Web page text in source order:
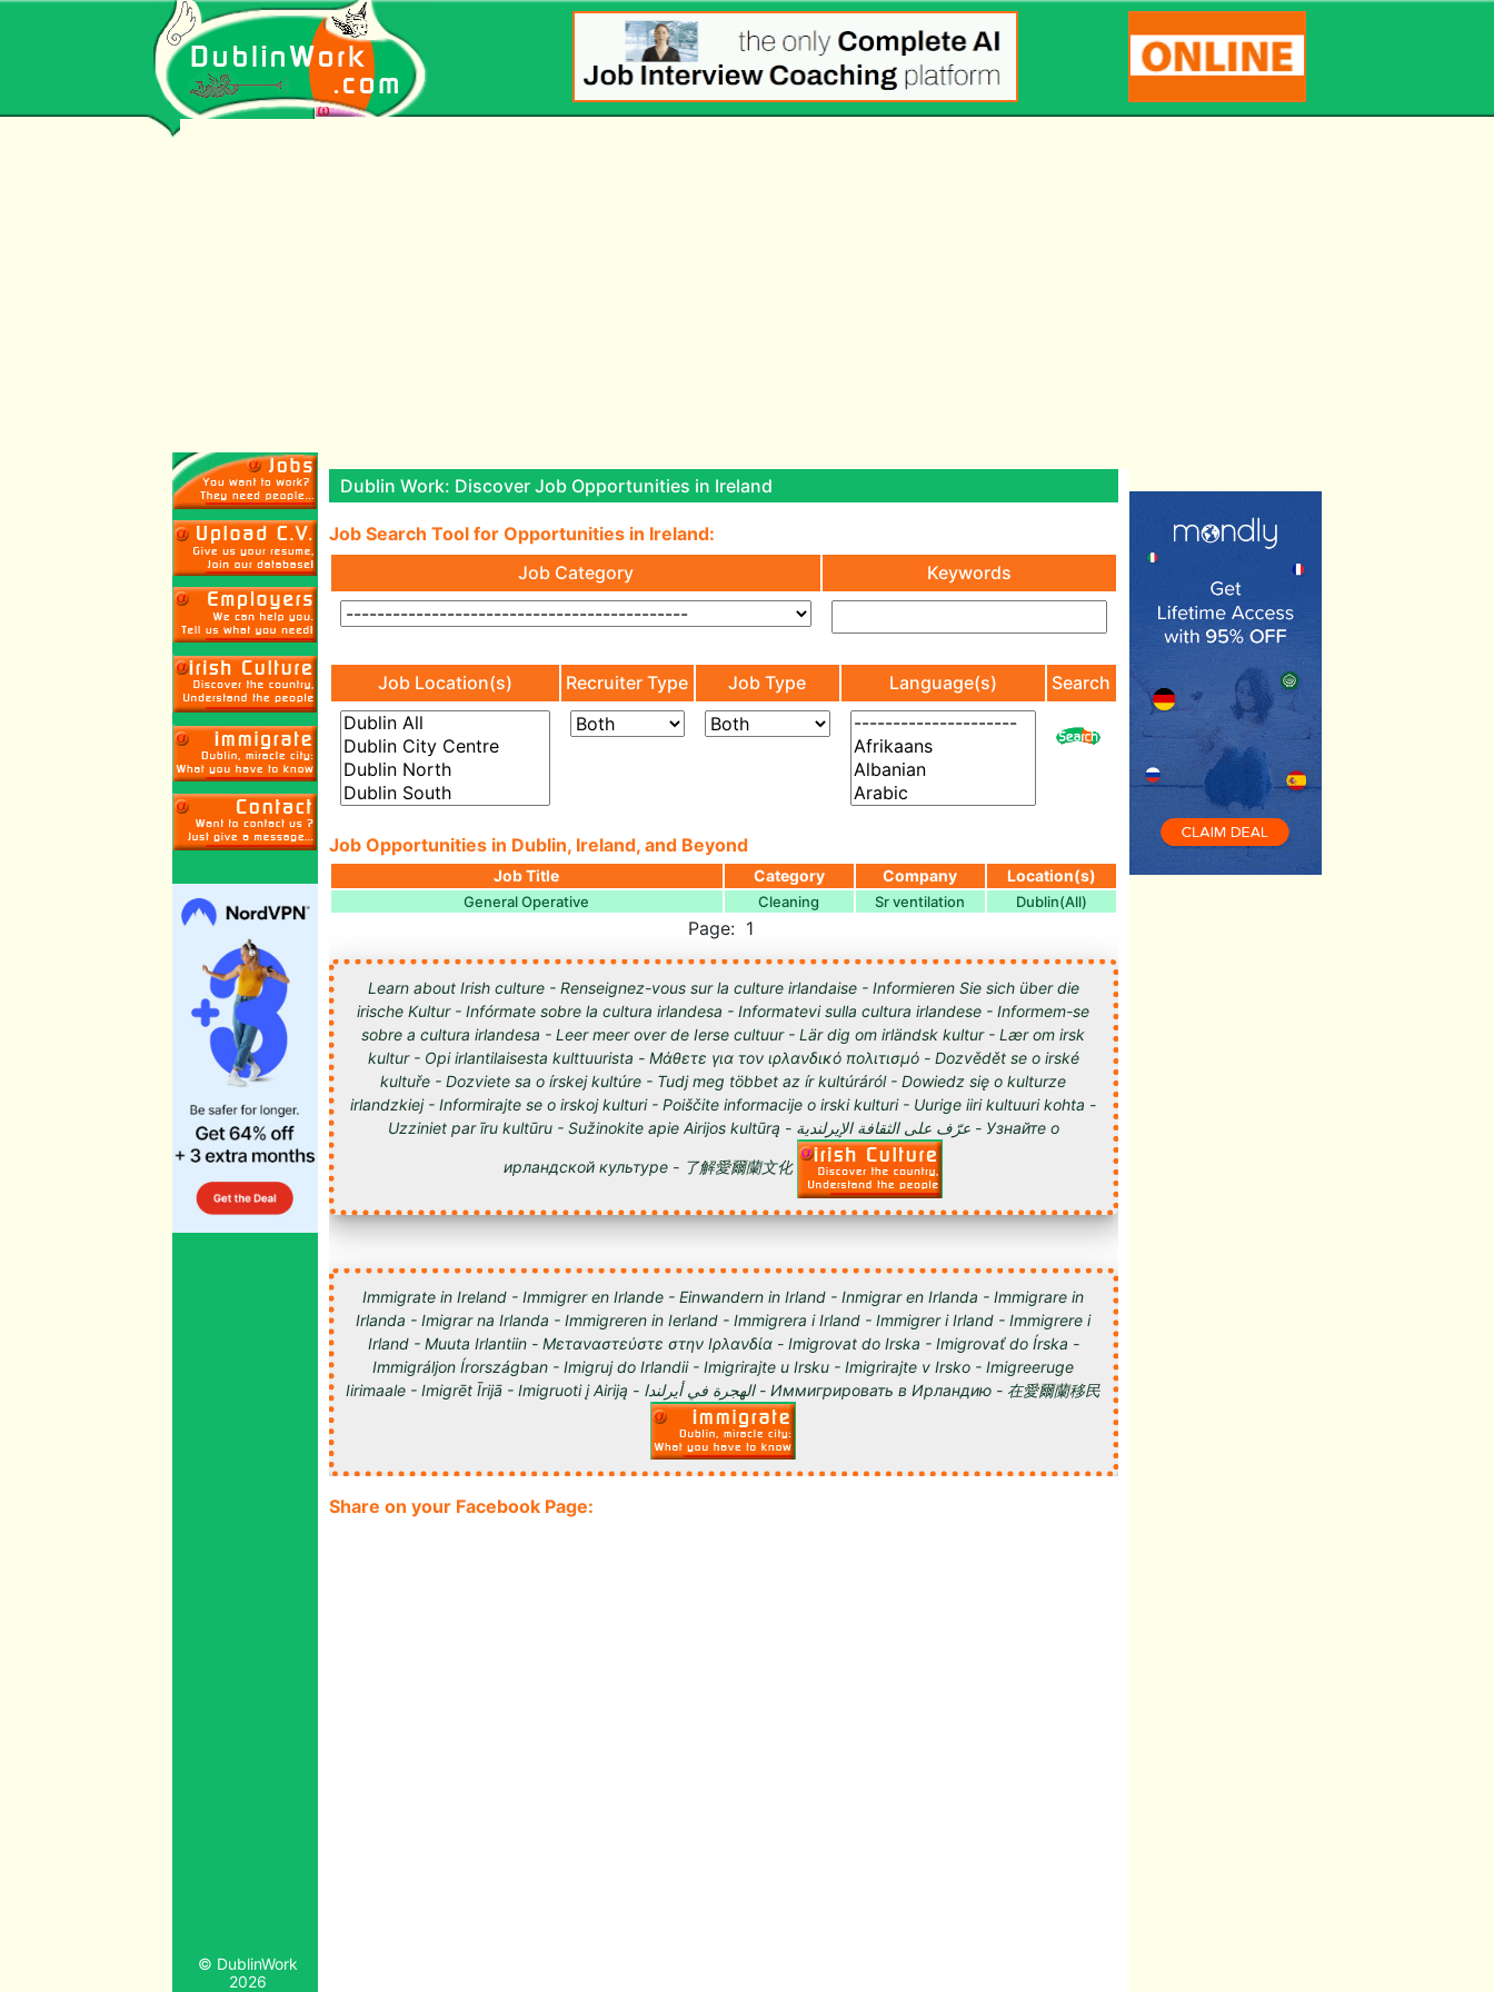
© DublinWork
2026
Dublin Work: Discover Job Opportunities in Ireland
Job Search Tool for Opportunities in Ireland:
Job Category
Keywords
Job Location(s) Recruiter Type Job Type Language(s) Search
Job Opportunities in Dublin, Ireland, and Beyond
Job Title Category Company Location(s)
General Operative Cleaning Sr ventilation Dublin(All)
Page: 1
Learn about Irish culture - Renseignez-vous sur la culture irlandaise - Informieren Sie sich über die
irische Kultur - Infórmate sobre la cultura irlandesa - Informatevi sulla cultura irlandese - Informem-se
sobre a cultura irlandesa - Leer meer over de Ierse cultuur - Lär dig om irländsk kultur - Lær om irsk
kultur - Opi irlantilaisesta kulttuurista - Μάθετε για τον ιρλανδικό πολιτισμό - Dozvědět se o irské
kultuře - Dozviete sa o írskej kultúre - Tudj meg többet az ír kultúráról - Dowiedz się o kulturze
irlandzkiej - Informirajte se o irskoj kulturi - Poiščite informacije o irski kulturi - Uurige iiri kultuuri kohta -
Uzziniet par īru kultūru - Sužinokite apie Airijos kultūrą - عرّف على الثقافة الإيرلندية - Узнайте о
ирландской культуре - 了解愛爾蘭文化
Immigrate in Ireland - Immigrer en Irlande - Einwandern in Irland - Inmigrar en Irlanda - Immigrare in
Irlanda - Imigrar na Irlanda - Immigreren in Ierland - Immigrera i Irland - Immigrer i Irland - Immigrere i
Irland - Muuta Irlantiin - Μεταναστεύστε στην Ιρλανδία - Imigrovat do Irska - Imigrovať do Írska -
Immigráljon Írországban - Imigruj do Irlandii - Imigrirajte u Irsku - Imigrirajte v Irsko - Imigreeruge
Iirimaale - Imigrēt Īrijā - Imigruoti į Airiją - الهجرة في أيرلندا - Иммигрировать в Ирландию - 在愛爾蘭移民
Share on your Facebook Page: